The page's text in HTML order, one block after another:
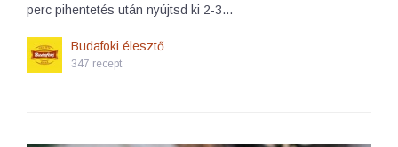
perc pihentetés után nyújtsd ki 2-3…
Budafoki élesztő
347 recept